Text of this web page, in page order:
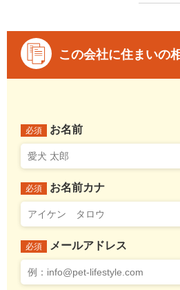
この会社に住まいの
必須 お名前
必須 お名前カナ
必須 メールアドレス